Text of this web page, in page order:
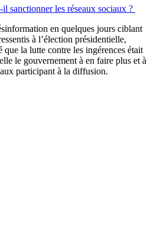
sanctionner les réseaux sociaux ?
en quelques jours ciblant
à l’élection présidentielle,
que la lutte contre les ingérences était
le gouvernement à en faire plus et à
participant à la diffusion.